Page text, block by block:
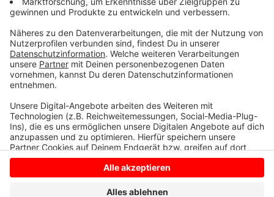
Herbert Schulte.
Anzeige
Anzeige